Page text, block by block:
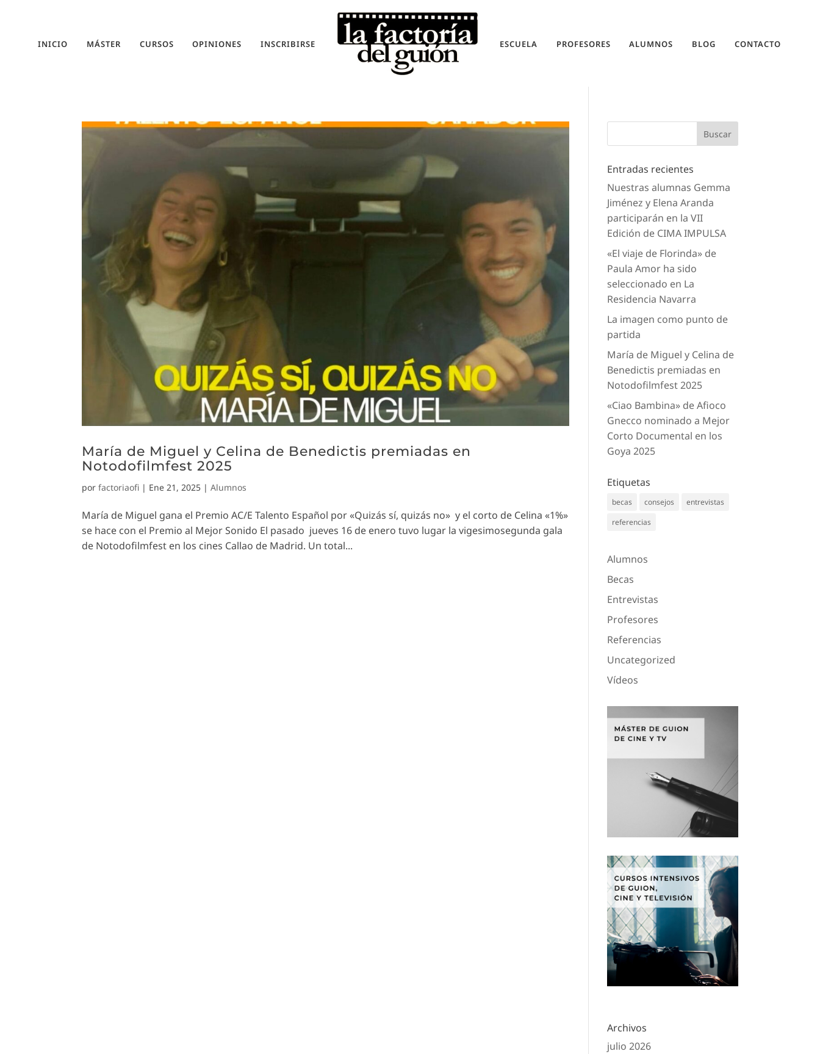
INICIO MÁSTER CURSOS OPINIONES INSCRIBIRSE ESCUELA PROFESORES ALUMNOS BLOG CONTACTO
María de Miguel y Celina de Benedictis premiadas en
Notodofilmfest 2025
porfactoriaofi | Ene 21, 2025 |Alumnos
María de Miguel gana el Premio AC/E Talento Español por «Quizás sí, quizás no» y el corto de Celina «1%»
se hace con el Premio al Mejor Sonido El pasado jueves 16 de enero tuvo lugar la vigesimosegunda gala
de Notodofilmfest en los cines Callao de Madrid. Un total...
Entradas recientes
Nuestras alumnas Gemma
Jiménez y Elena Aranda
participarán en la VII
Edición de CIMA IMPULSA
«El viaje de Florinda» de
Paula Amor ha sido
seleccionado en La
Residencia Navarra
La imagen como punto de
partida
María de Miguel y Celina de
Benedictis premiadas en
Notodofilmfest 2025
«Ciao Bambina» de Afioco
Gnecco nominado a Mejor
Corto Documental en los
Goya 2025
Etiquetas
becas consejos
entrevistas
referencias
Alumnos
Becas
Entrevistas
Profesores
Referencias
Uncategorized
Vídeos
Archivos
julio 2026